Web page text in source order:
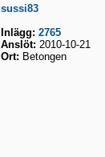
sussi83
Inlägg: 2765
Anslöt: 2010-10-21
Ort: Betongen